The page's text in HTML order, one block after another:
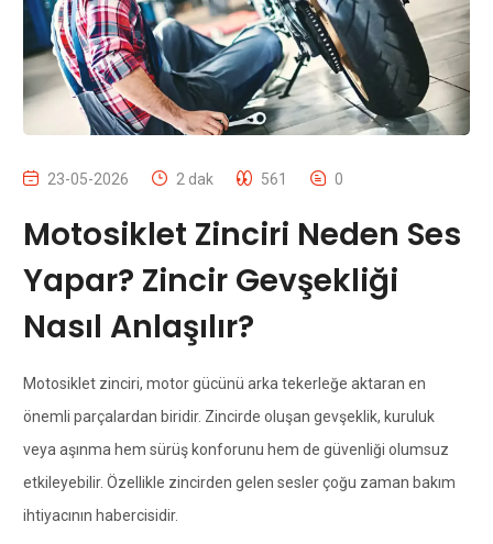
23-05-2026 2 dak 561 0
Motosiklet Zinciri Neden Ses
Yapar? Zincir Gevşekliği
Nasıl Anlaşılır?
Motosiklet zinciri, motor gücünü arka tekerleğe aktaran en
önemli parçalardan biridir. Zincirde oluşan gevşeklik, kuruluk
veya aşınma hem sürüş konforunu hem de güvenliği olumsuz
etkileyebilir. Özellikle zincirden gelen sesler çoğu zaman bakım
ihtiyacının habercisidir.